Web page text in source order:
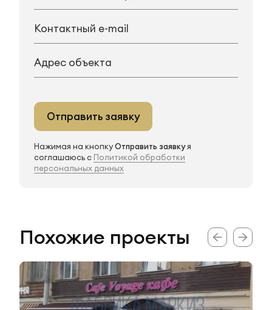
Отправить заявку
Нажимая на кнопкуОтправить заявкуя
соглашаюсь с Политикой обработки
персональных данных
Похожие проекты